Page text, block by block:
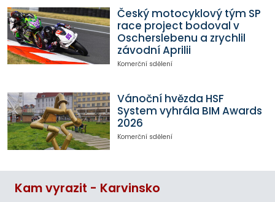
Český motocyklový tým SP
race project bodoval v
Oscherslebenu a zrychlil
závodní Aprilii
Komerční sdělení
Vánoční hvězda HSF
System vyhrála BIM Awards
2026
Komerční sdělení
Kam vyrazit - Karvinsko